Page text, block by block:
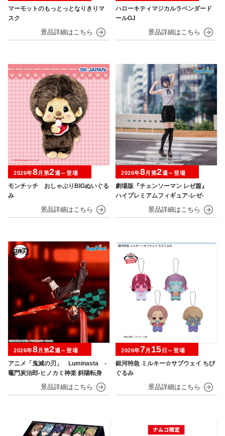
マーモットのもっとっとなりきりマ
スク
ハローキティマジカルラベンダード
ールGJ
モンチッチ おしゃぶりBIGぬいぐる
み
2026年8月第2週～登場
劇場版『チェンソーマン レゼ篇』
ハイプレミアムフィギュア‐レゼ‐
2026年8月第2週～登場
アニメ「鬼滅の刃」 Luminasta ‐
竈門炭治郎‐ヒノカミ神楽 斜陽転身
2026年8月第2週～登場
銀河特急 ミルキー☆サブウェイ ちび
ぐるみ
2026年7月 15 日～登場